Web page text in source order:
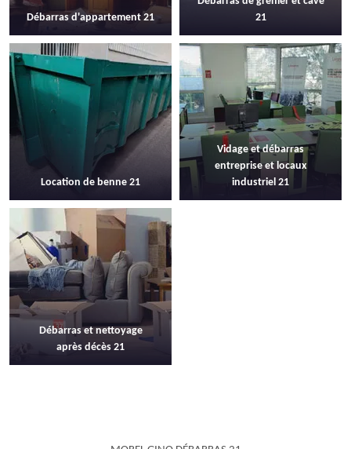
Débarras d'appartement 21
21
Location de benne 21
Vidage et débarras
entreprise et locaux
industriel 21
Débarras et nettoyage
après décès 21